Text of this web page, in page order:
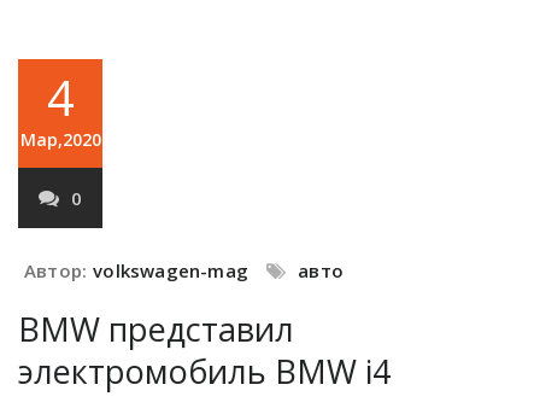
4
Мар,2020
0
Автор: volkswagen-mag авто
BMW представил
электромобиль BMW i4